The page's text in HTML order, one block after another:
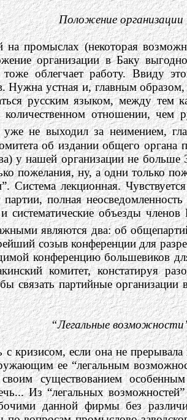
Положение организации
промыслах (некоторая
организации в Баку
облегчает работу. Ввиду
Нужна устная и, главным
русским языком, между
отношении, чем
не выходил за неимением,
об издании общего
у нашей организации не
пожелания, ну, а одни только
лекционная.
полная
систематические объезды
являются два: об
созыв конференции для
конференцию большевиков
комитет, констатируя
связать партийные организации
“Легальные
кризисом, если она не
ее “легальным
существованием
Из “легальных
данной фирмы без